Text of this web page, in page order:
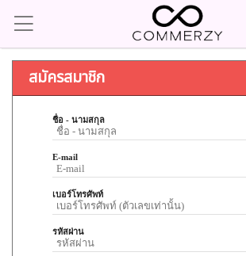
สมัครสมาชิก
ชื่อ - นามสกุล
E-mail
เบอร์โทรศัพท์
รหัสผ่าน